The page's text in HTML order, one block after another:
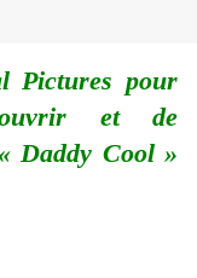
Pictures pour
et de
Daddy Cool »